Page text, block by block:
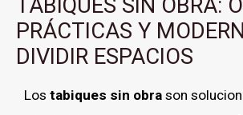
TABIQUES SIN OBRA:
PRÁCTICAS Y
DIVIDIR ESPACIOS
Los tabiques sin obra son